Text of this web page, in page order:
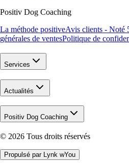
Positiv Dog Coaching
La méthode positiveAvis clients - Noté
générales de ventesPolitique de
Services
Actualités
Positiv Dog Coaching
© 2026 Tous droits réservés
Propulsé par Lynk wYou